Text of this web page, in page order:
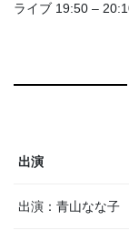
ライブ 19:50 –
出演
出演：青山なな子